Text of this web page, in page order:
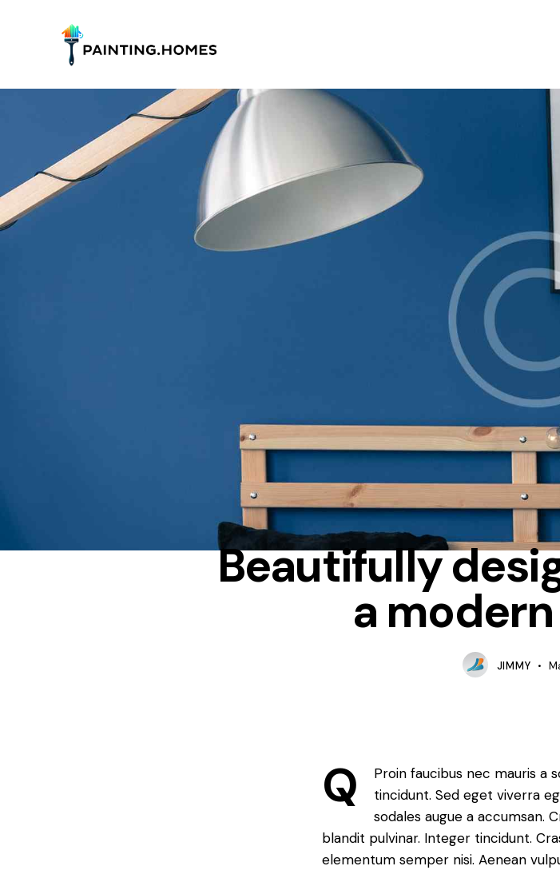
TIPS
Beautifully
a
JIMMY
Q
Proin faucibus nec mauris a
tincidunt. Sed eget viverra
sodales augue a accumsan.
blandit pulvinar. Integer tincidunt.
elementum semper nisi. Aenean